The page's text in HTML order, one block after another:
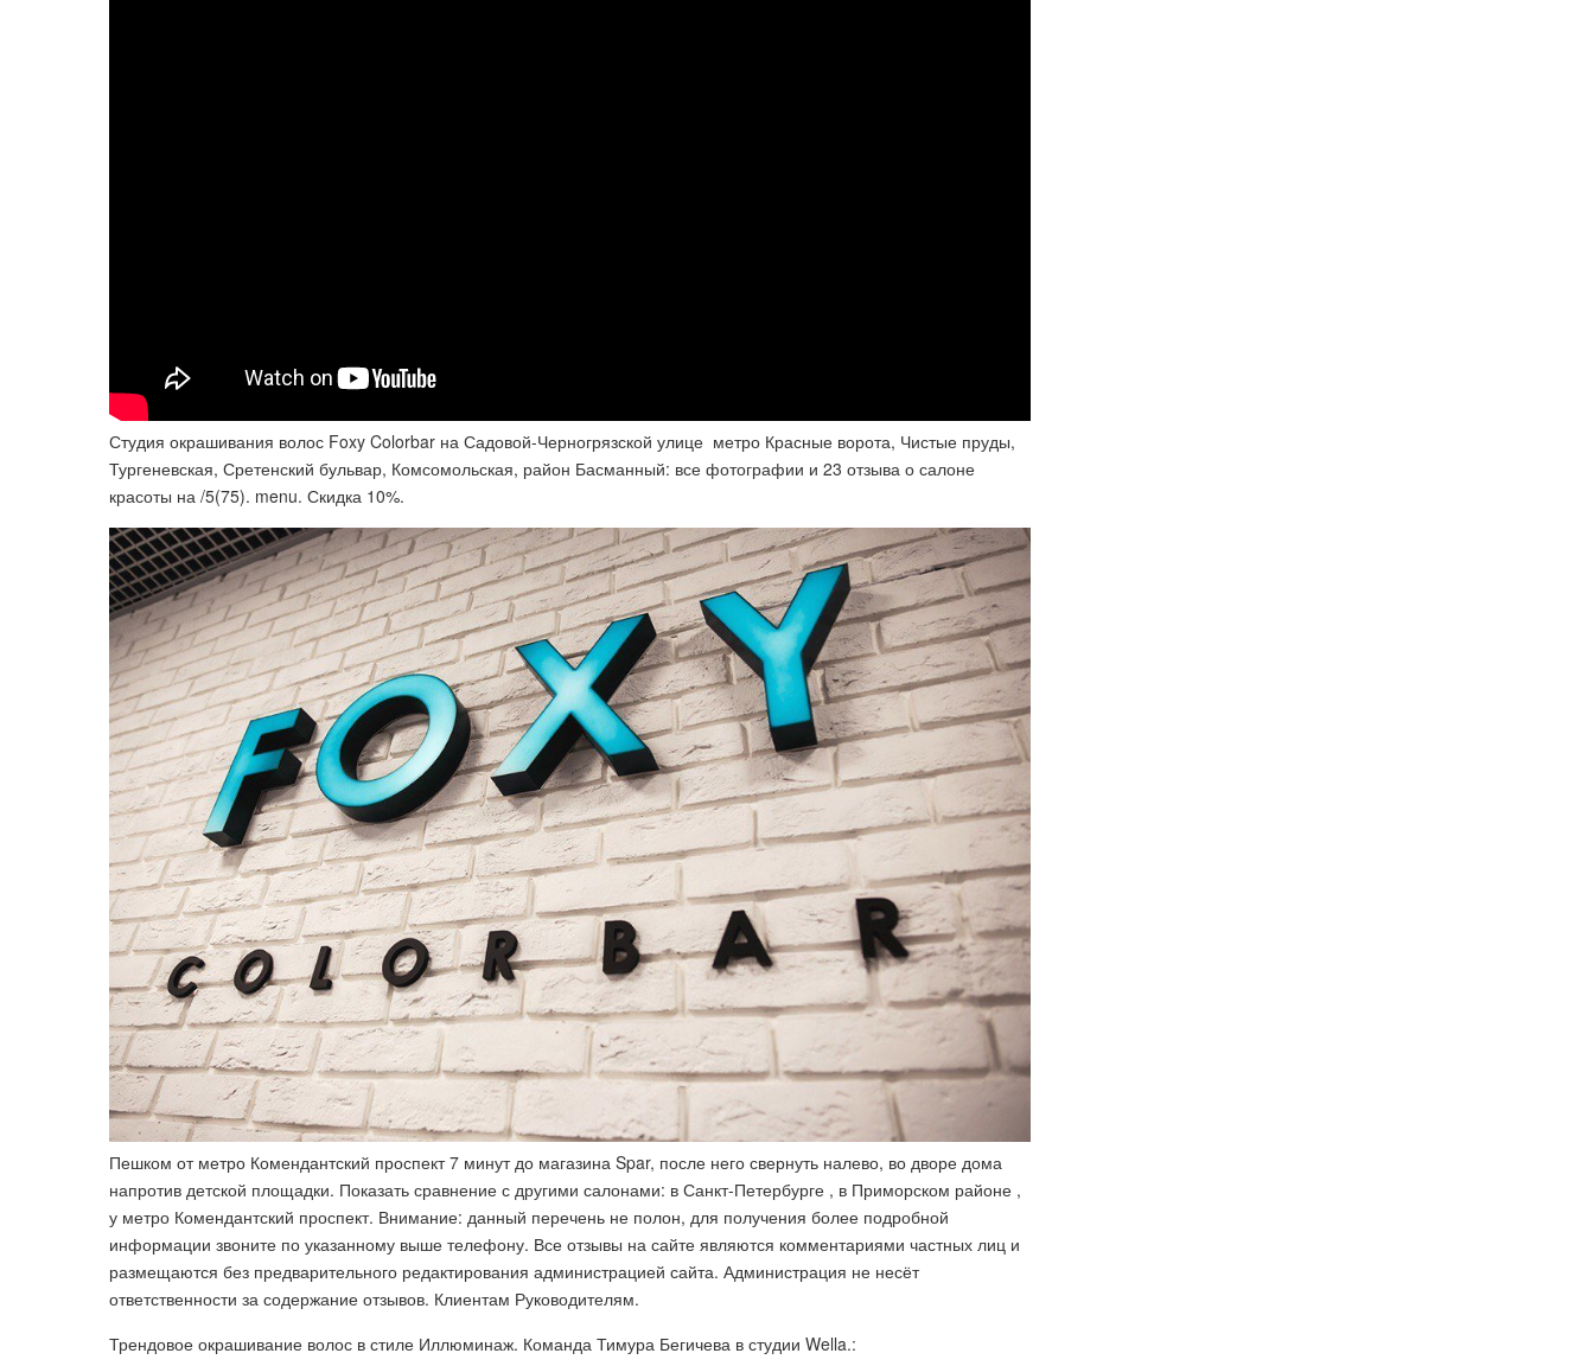
Студия окрашивания волос Foxy Colorbar на Садовой-Черногрязской улице ️ метро Красные ворота, Чистые пруды,
Тургеневская, Сретенский бульвар, Комсомольская, район Басманный: все фотографии и 23 отзыва о салоне
красоты на /5(75). menu. Скидка 10%.
Пешком от метро Комендантский проспект 7 минут до магазина Spar, после него свернуть налево, во дворе дома
напротив детской площадки. Показать сравнение с другими салонами: в Санкт-Петербурге , в Приморском районе ,
у метро Комендантский проспект. Внимание: данный перечень не полон, для получения более подробной
информации звоните по указанному выше телефону. Все отзывы на сайте являются комментариями частных лиц и
размещаются без предварительного редактирования администрацией сайта. Администрация не несёт
ответственности за содержание отзывов. Клиентам Руководителям.
Трендовое окрашивание волос в стиле Иллюминаж. Команда Тимура Бегичева в студии Wella.: